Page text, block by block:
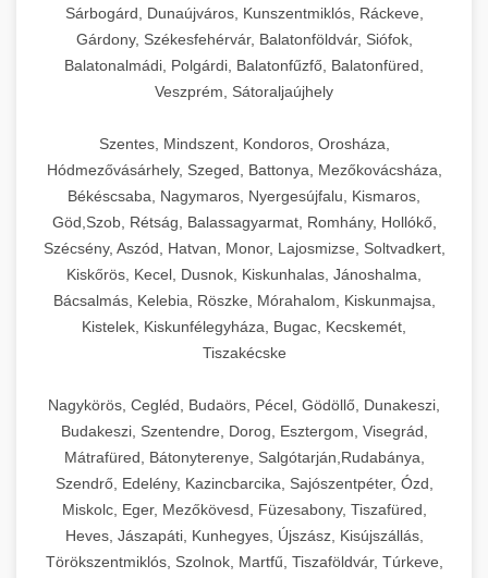
Sárbogárd, Dunaújváros, Kunszentmiklós, Ráckeve,
Gárdony, Székesfehérvár, Balatonföldvár, Siófok,
Balatonalmádi, Polgárdi, Balatonfűzfő, Balatonfüred,
Veszprém, Sátoraljaújhely
Szentes, Mindszent, Kondoros, Orosháza,
Hódmezővásárhely, Szeged, Battonya, Mezőkovácsháza,
Békéscsaba, Nagymaros, Nyergesújfalu, Kismaros,
Göd,Szob, Rétság, Balassagyarmat, Romhány, Hollókő,
Szécsény, Aszód, Hatvan, Monor, Lajosmizse, Soltvadkert,
Kiskőrös, Kecel, Dusnok, Kiskunhalas, Jánoshalma,
Bácsalmás, Kelebia, Röszke, Mórahalom, Kiskunmajsa,
Kistelek, Kiskunfélegyháza, Bugac, Kecskemét,
Tiszakécske
Nagykörös, Cegléd, Budaörs, Pécel, Gödöllő, Dunakeszi,
Budakeszi, Szentendre, Dorog, Esztergom, Visegrád,
Mátrafüred, Bátonyterenye, Salgótarján,Rudabánya,
Szendrő, Edelény, Kazincbarcika, Sajószentpéter, Ózd,
Miskolc, Eger, Mezőkövesd, Füzesabony, Tiszafüred,
Heves, Jászapáti, Kunhegyes, Újszász, Kisújszállás,
Törökszentmiklós, Szolnok, Martfű, Tiszaföldvár, Túrkeve,